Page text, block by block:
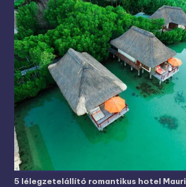
5 lélegzetelállító romantikus hotel